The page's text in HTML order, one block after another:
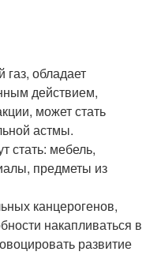
обладает
действием,
может стать
астмы.
стать: мебель,
предметы из
канцерогенов,
накапливаться в
развитие